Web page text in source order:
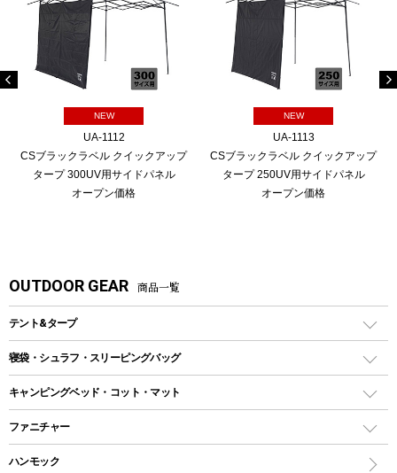
NEW
UA-1112
CSブラックラベル クイックアップ
タープ 300UV用サイドパネル
オープン価格
NEW
UA-1113
CSブラックラベル クイックアップ
タープ 250UV用サイドパネル
オープン価格
OUTDOOR GEAR 商品一覧
テント&タープ
テント
ツールームテント
ワンポールテント
シェルターテント
寝袋・シュラフ・スリーピングバッグ
レクタングラー型（封筒型）シュラフ
インナーシュラフ
キャンピングベッド・コット・マット
キャンピングベッド・コット
ファニチャー
アウトドアテーブル
ハンモック